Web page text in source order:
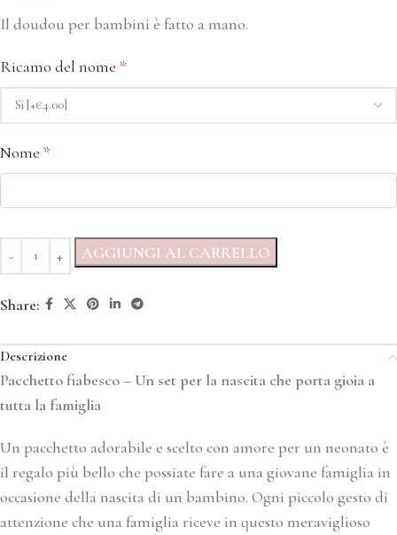
Il doudou per bambini è fatto a mano.
Ricamo del nome *
Nome *
AGGIUNGI AL CARRELLO
Share:
Descrizione
Pacchetto fiabesco – Un set per la nascita che porta gioia a
tutta la famiglia
Un pacchetto adorabile e scelto con amore per un neonato è
il regalo più bello che possiate fare a una giovane famiglia in
occasione della nascita di un bambino. Ogni piccolo gesto di
attenzione che una famiglia riceve in questo meraviglioso